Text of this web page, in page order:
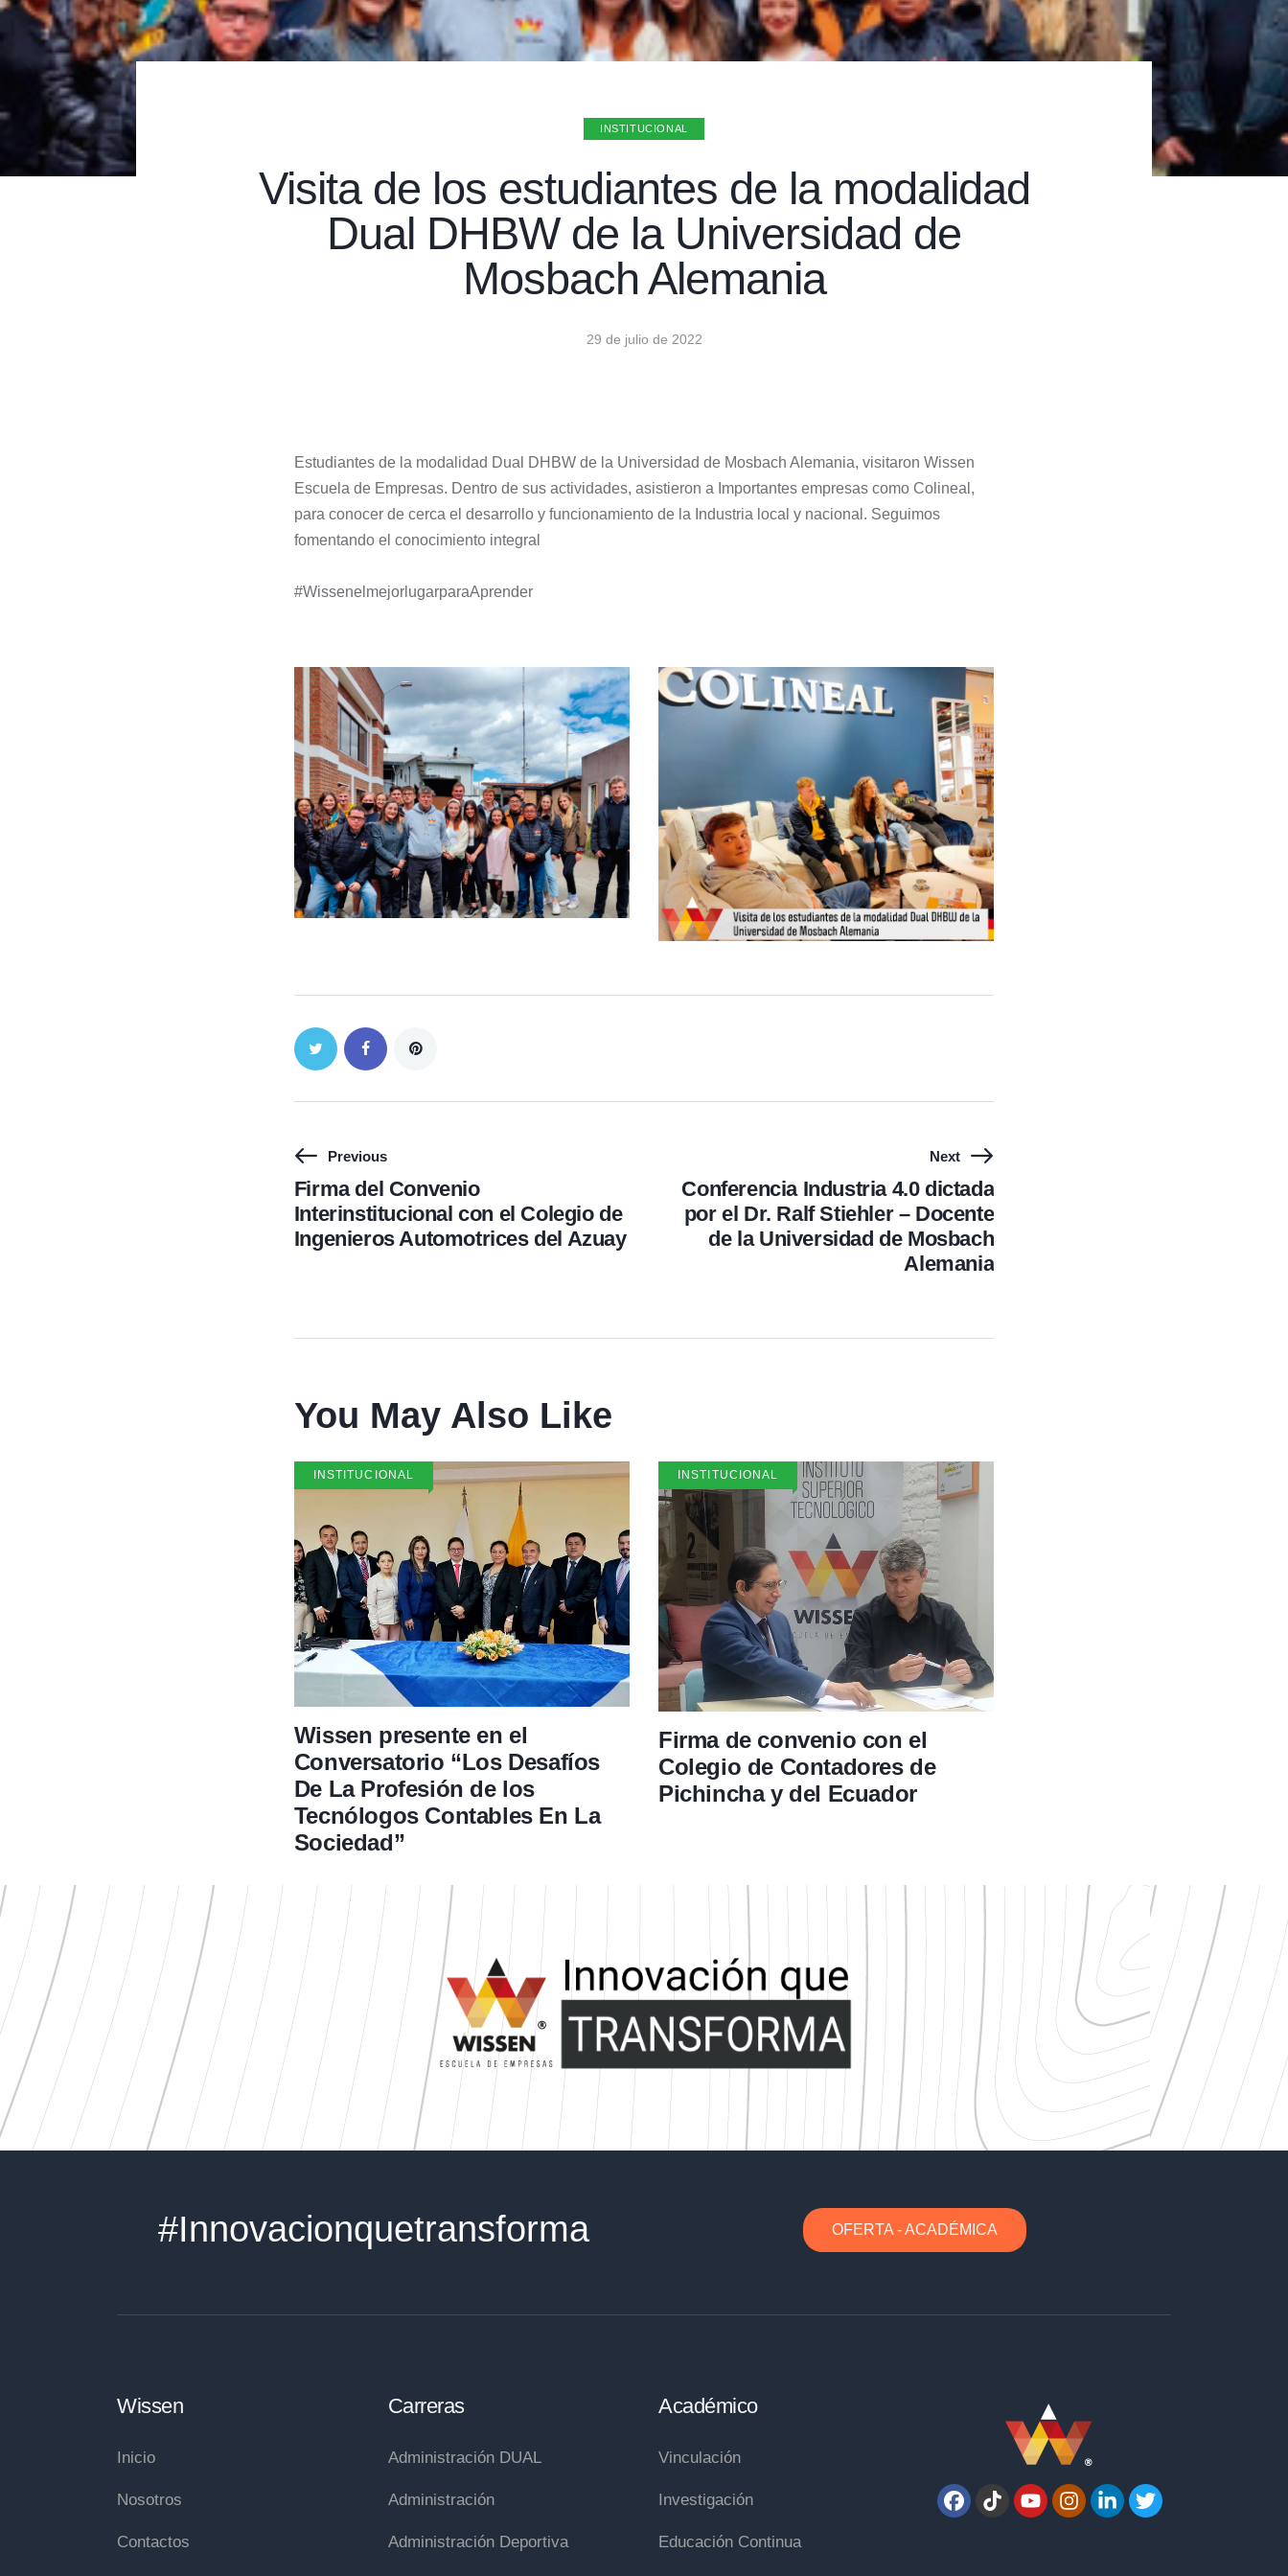
INSTITUCIONAL
Visita de los estudiantes de la modalidad
Dual DHBW de la Universidad de
Mosbach Alemania
29 de julio de 2022
Estudiantes de la modalidad Dual DHBW de la Universidad de Mosbach Alemania, visitaron Wissen
Escuela de Empresas. Dentro de sus actividades, asistieron a Importantes empresas como Colineal,
para conocer de cerca el desarrollo y funcionamiento de la Industria local y nacional. Seguimos
fomentando el conocimiento integral
#WissenelmejorlugarparaAprender
Previous
Firma del Convenio
Interinstitucional con el Colegio de
Ingenieros Automotrices del Azuay
Next
Conferencia Industria 4.0 dictada
por el Dr. Ralf Stiehler – Docente
de la Universidad de Mosbach
Alemania
You May Also Like
INSTITUCIONAL
Wissen presente en el
Conversatorio “Los Desafíos
De La Profesión de los
Tecnólogos Contables En La
Sociedad”
INSTITUCIONAL
Firma de convenio con el
Colegio de Contadores de
Pichincha y del Ecuador
#Innovacionquetransforma OFERTA - ACADÉMICA
Wissen
Inicio
Nosotros
Contactos
Carreras
Administración DUAL
Administración
Administración Deportiva
Académico
Vinculación
Investigación
Educación Continua